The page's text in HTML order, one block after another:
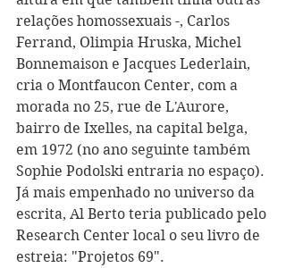
relações homossexuais -, Carlos
Ferrand, Olimpia Hruska, Michel
Bonnemaison e Jacques Lederlain,
cria o Montfaucon Center, com a
morada no 25, rue de L'Aurore,
bairro de Ixelles, na capital belga,
em 1972 (no ano seguinte também
Sophie Podolski entraria no espaço).
Já mais empenhado no universo da
escrita, Al Berto teria publicado pelo
Research Center local o seu livro de
estreia: "Projetos 69".